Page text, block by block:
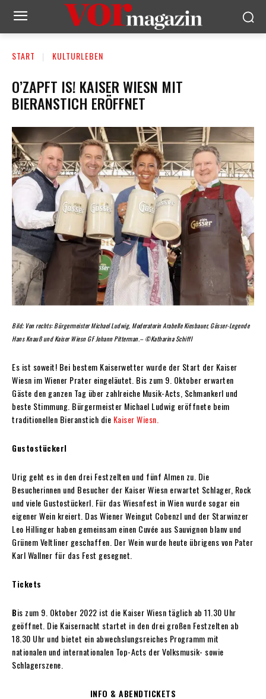
START KULTURLEBEN
O’ZAPFT IS! KAISER WIESN MIT
BIERANSTICH ERÖFFNET
Bild; Von rechts: Bürgermeister Michael Ludwig, Moderatorin Arabelle Kiesbauer, Gösser-Legende
Hans Knauß und Kaiser Wiesn GF Johann Pitterman.– ©Katharina Schiffl
Es ist soweit! Bei bestem Kaiserwetter wurde der Start der Kaiser
Wiesn im Wiener Prater eingeläutet. Bis zum 9. Oktober erwarten
Gäste den ganzen Tag über zahlreiche Musik-Acts, Schmankerl und
beste Stimmung. Bürgermeister Michael Ludwig eröffnete beim
traditionellen Bieranstich die Kaiser Wiesn.
Gustostückerl
Urig geht es in den drei Festzelten und fünf Almen zu. Die
Besucherinnen und Besucher der Kaiser Wiesn erwartet Schlager, Rock
und viele Gustostückerl. Für das Wiesnfest in Wien wurde sogar ein
eigener Wein kreiert. Das Wiener Weingut Cobenzl und der Starwinzer
Leo Hillinger haben gemeinsam einen Cuvée aus Sauvignon blanv und
Grünem Veltliner geschaffen. Der Wein wurde heute übrigens von Pater
Karl Wallner für das Fest gesegnet.
Tickets
Bis zum 9. Oktober 2022 ist die Kaiser Wiesn täglich ab 11.30 Uhr
geöffnet. Die Kaisernacht startet in den drei großen Festzelten ab
18.30 Uhr und bietet ein abwechslungsreiches Programm mit
nationalen und internationalen Top-Acts der Volksmusik- sowie
Schlagerszene.
INFO & ABENDTICKETS